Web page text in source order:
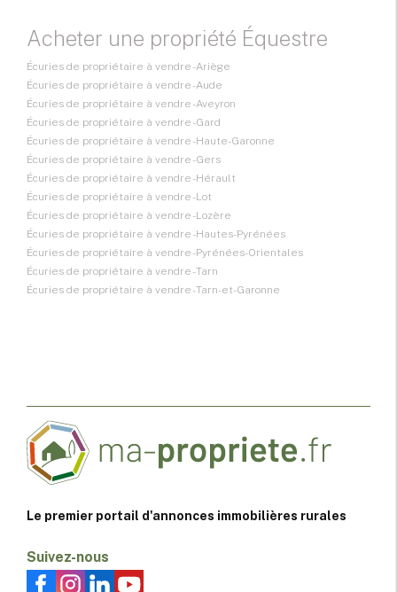
Acheter une propriété Équestre
Écuries de propriétaire à vendre - Ariège
Écuries de propriétaire à vendre - Aude
Écuries de propriétaire à vendre - Aveyron
Écuries de propriétaire à vendre - Gard
Écuries de propriétaire à vendre - Haute-Garonne
Écuries de propriétaire à vendre - Gers
Écuries de propriétaire à vendre - Hérault
Écuries de propriétaire à vendre - Lot
Écuries de propriétaire à vendre - Lozère
Écuries de propriétaire à vendre - Hautes-Pyrénées
Écuries de propriétaire à vendre - Pyrénées-Orientales
Écuries de propriétaire à vendre - Tarn
Écuries de propriétaire à vendre - Tarn-et-Garonne
Le premier portail d'annonces immobilières rurales
Suivez-nous